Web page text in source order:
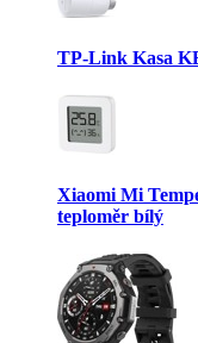
TP-Link Kasa
Xiaomi Mi
teploměr bílý